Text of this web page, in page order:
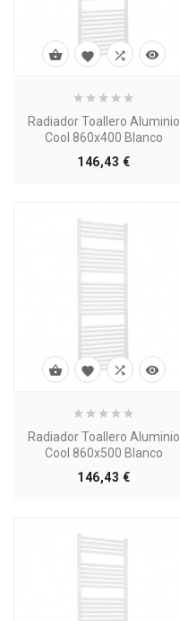
Radiador Toallero Aluminio
Cool 860x400 Blanco
146,43 €Precio
   
Radiador Toallero Aluminio
Cool 860x500 Blanco
146,43 €Precio
   